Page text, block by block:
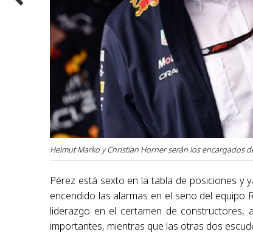
Helmut Marko y Christian Horner serán los encargados
Pérez está sexto en la tabla de posiciones
encendido las alarmas en el seno del equipo
liderazgo en el certamen de
importantes, mientras que las otras dos